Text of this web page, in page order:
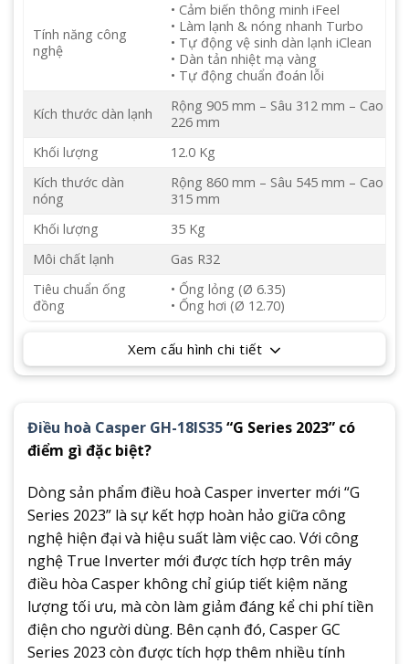
Điều hoà Casper GH-18IS35“G Series 2023” có
điểm gì đặc biệt?
Dòng sản phẩm điều hoà Casper inverter mới “G
Series 2023” là sự kết hợp hoàn hảo giữa công
nghệ hiện đại và hiệu suất làm việc cao. Với công
nghệ True Inverter mới được tích hợp trên máy
điều hòa Casper không chỉ giúp tiết kiệm năng
lượng tối ưu, mà còn làm giảm đáng kể chi phí tiền
điện cho người dùng. Bên cạnh đó, Casper GC
Series 2023 còn được tích hợp thêm nhiều tính
Tính năng công
nghệ
• Cảm biến thông minh iFeel
• Làm lạnh & nóng nhanh Turbo
• Tự động vệ sinh dàn lạnh iClean
• Dàn tản nhiệt mạ vàng
• Tự động chuẩn đoán lỗi
Kích thước dàn lạnh
Rộng 905 mm – Sâu 312 mm – Cao
226 mm
Khối lượng
12.0 Kg
Kích thước dàn
nóng
Rộng 860 mm – Sâu 545 mm – Cao
315 mm
Khối lượng
35 Kg
Môi chất lạnh
Gas R32
Tiêu chuẩn ống
đồng
• Ống lỏng (Ø 6.35)
• Ống hơi (Ø 12.70)
Xem cấu hình chi tiết